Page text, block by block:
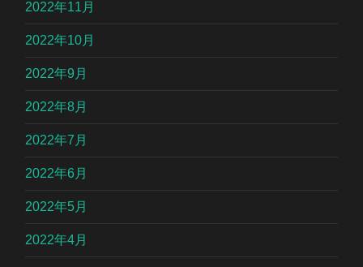
2022年11月
2022年10月
2022年9月
2022年8月
2022年7月
2022年6月
2022年5月
2022年4月